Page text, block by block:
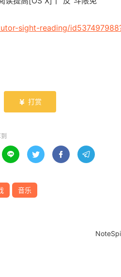
sight-reading/
 打赏
   
音乐